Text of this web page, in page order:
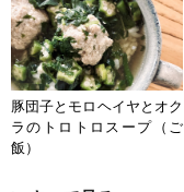
豚団子とモロヘイヤとオク
ラのトロトロスープ（ご
飯）